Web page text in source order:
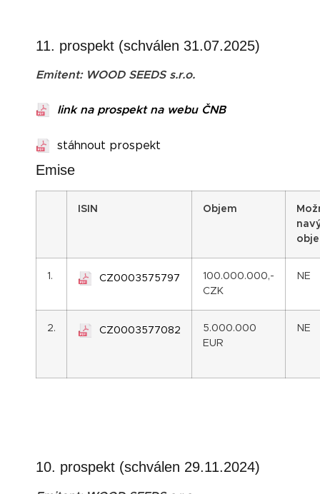
11. prospekt (schválen 31.07.2025)
Emitent: WOOD SEEDS s.r.o.
link na prospekt na webu ČNB
stáhnout prospekt
Emise
SIN Objem
1. CZ0003575797
100.000.000,-
CZK
NE
2. CZ0003577082
5.000.000
EUR
NE
10. prospekt (schválen 29.11.2024)